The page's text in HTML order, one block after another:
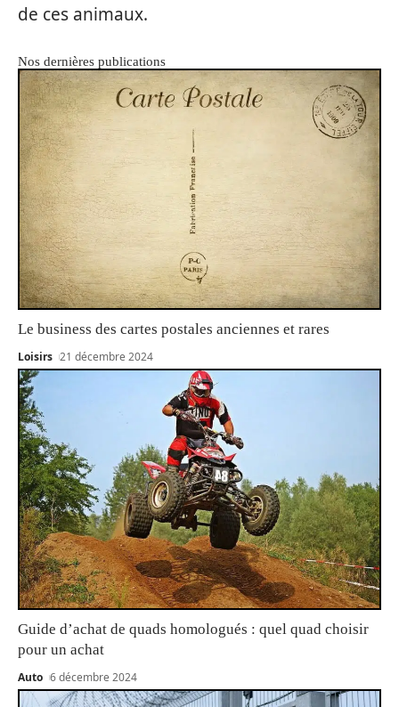
de ces animaux.
Nos dernières publications
Le business des cartes postales anciennes et rares
Loisirs 21 décembre 2024
Guide d’achat de quads homologués : quel quad choisir
pour un achat
Auto 6 décembre 2024